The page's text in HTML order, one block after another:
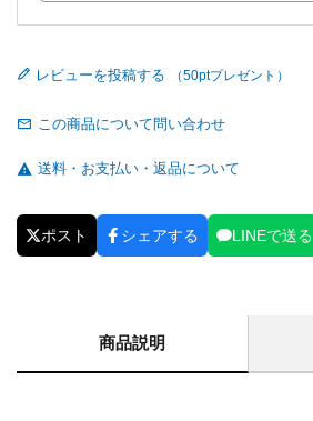
レビューを投稿する
この商品について問い合わせ
送料・お支払い・返品について
ポスト シェアする LINEで送る
商品説明